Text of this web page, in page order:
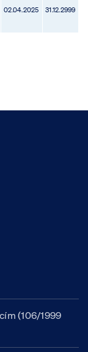
02.04.2025 31.12.2999
(106/1999